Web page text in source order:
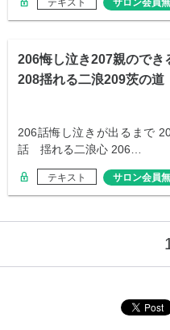
206悔し泣き207親のでき
208揺れる二浪209茨の道
206話悔し泣きが出るまで
話 揺れる二浪心 206…
テキスト サロン会員